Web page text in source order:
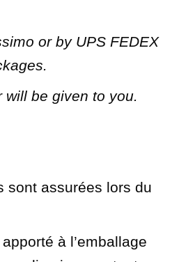
or by UPS FEDEX
be given to you.
sont assurées lors du
à l’emballage